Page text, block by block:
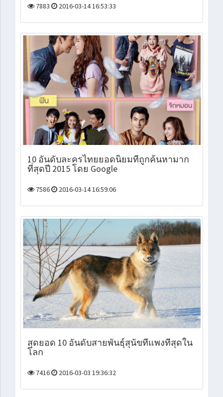
7883 2016-03-14 16:53:33
10 อันดับละครไทยยอดนิยมที่ถูกค้นหามาก
ที่สุดปี 2015 โดย Google
7586 2016-03-14 16:59:06
สุดยอด 10 อันดับสายพันธุ์สุนัขที่แพงที่สุดใน
โลก
7416 2016-03-03 19:36:32